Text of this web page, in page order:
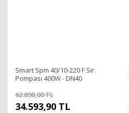
Smart Spm 40/10-220 F Sir.
Pompası 400W - DN40
62.898,00 TL
34.593,90 TL